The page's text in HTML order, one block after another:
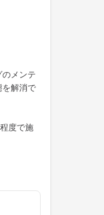
メンテ
を解消で
度で施